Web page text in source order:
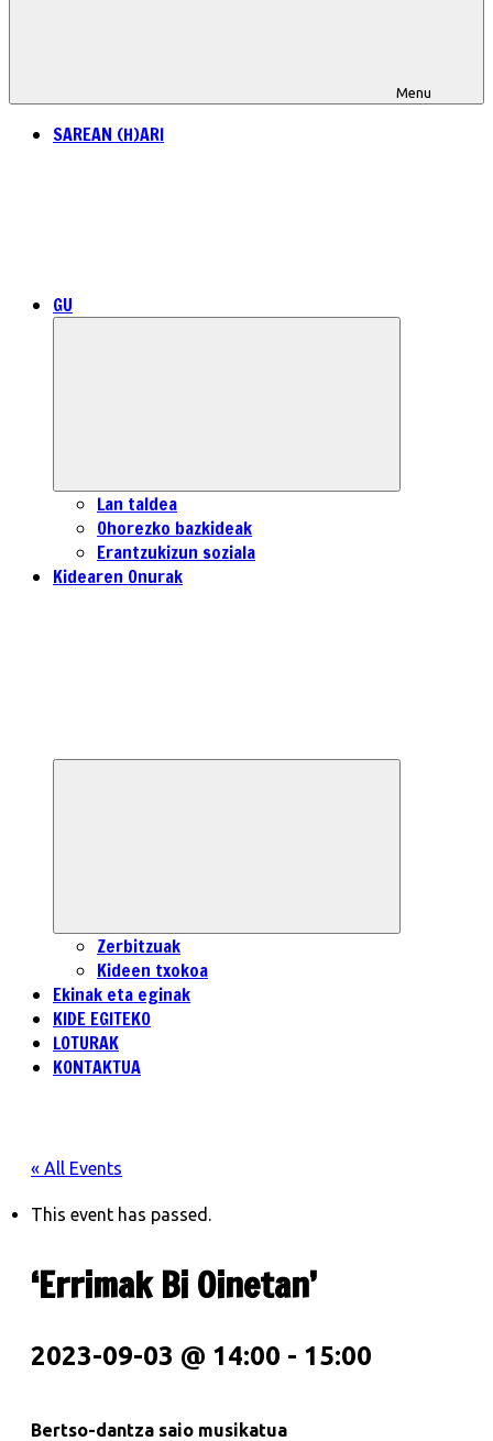
Menu
SAREAN (H)ARI
GU
Lan taldea
Ohorezko bazkideak
Erantzukizun soziala
Kidearen Onurak
Zerbitzuak
Kideen txokoa
Ekinak eta eginak
KIDE EGITEKO
LOTURAK
KONTAKTUA
« All Events
This event has passed.
‘Errimak Bi Oinetan’
2023-09-03 @ 14:00 - 15:00
Bertso-dantza saio musikatua